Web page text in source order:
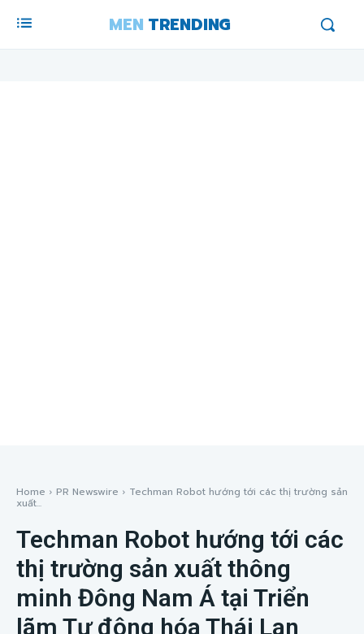
MEN TRENDING
Home PR Newswire Techman Robot hướng tới các thị trường sản
xuất...
Techman Robot hướng tới các
thị trường sản xuất thông
minh Đông Nam Á tại Triển
lãm Tự động hóa Thái Lan